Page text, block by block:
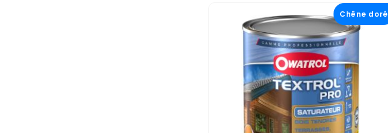
Chêne doré